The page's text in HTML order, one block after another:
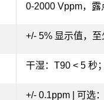
0-2000 Vppm，露
+/- 5% 显示值，
干湿：T90 < 5 秒
+/- 0.1ppm | 可选